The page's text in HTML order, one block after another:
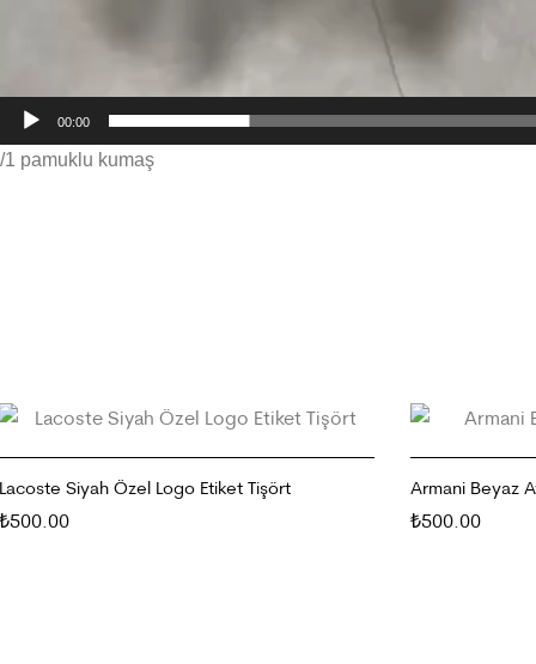
00:00
/1 pamuklu kumaş
Lacoste Siyah Özel Logo Etiket Tişört
₺500.00
Armani Beyaz
₺500.00